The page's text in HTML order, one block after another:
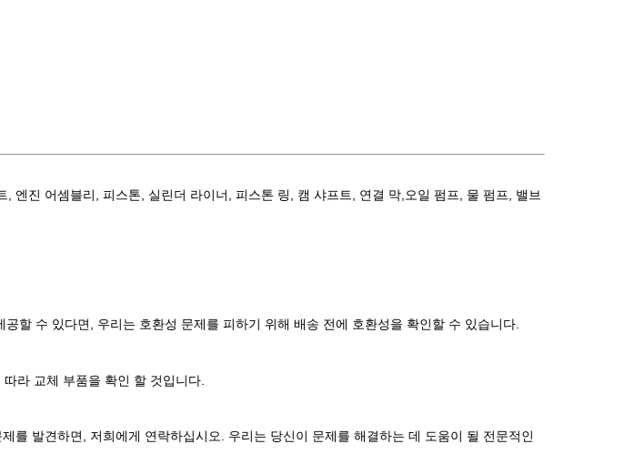
진 어셈블리, 피스톤, 실린더 라이너, 피스톤 링, 캠 샤프트, 연결 막,오일 펌프, 물 펌프, 밸브
할 수 있다면, 우리는 호환성 문제를 피하기 위해 배송 전에 호환성을 확인할 수 있습니다.
라 교체 부품을 확인 할 것입니다.
발견하면, 저희에게 연락하십시오. 우리는 당신이 문제를 해결하는 데 도움이 될 전문적인